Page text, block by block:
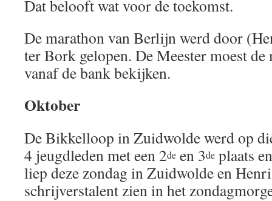
Dat belooft wat voor de toekomst.
De marathon van Berlijn werd door
ter Bork gelopen. De Meester moest
vanaf de bank bekijken.
Oktober
De Bikkelloop in Zuidwolde werd op
4 jeugdleden met een 2de en 3de plaats
liep deze zondag in Zuidwolde en
schrijverstalent zien in het